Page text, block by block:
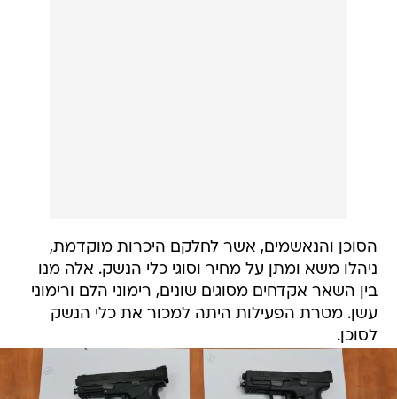
הסוכן והנאשמים, אשר לחלקם היכרות מוקדמת,
ניהלו משא ומתן על מחיר וסוגי כלי הנשק. אלה מנו
בין השאר אקדחים מסוגים שונים, רימוני הלם ורימוני
עשן. מטרת הפעילות היתה למכור את כלי הנשק
לסוכן.